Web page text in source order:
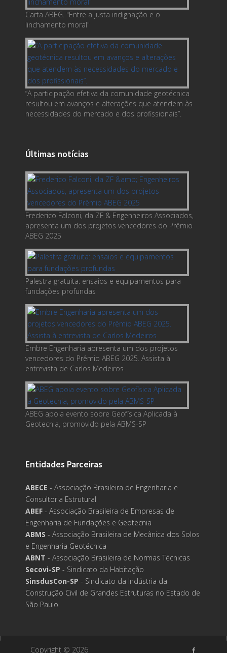
Carta ABEG. "Entre a justa indignação e o
linchamento moral"
“A participação efetiva da comunidade geotécnica
resultou em avanços e alterações que atendem às
necessidades do mercado e dos profissionais”.
Últimas notícias
Frederico Falconi, da ZF & Engenheiros Associados,
apresenta um dos projetos vencedores do Prêmio
ABEG 2025
Palestra gratuita: ensaios e equipamentos para
fundações profundas
Embre Engenharia apresenta um dos projetos
vencedores do Prêmio ABEG 2025. Assista à
entrevista de Carlos Medeiros
ABEG apoia evento sobre Geofísica Aplicada à
Geotecnia, promovido pela ABMS-SP
Entidades Parceiras
ABECE - Associação Brasileira de Engenharia e
Consultoria Estrutural
ABEF - Associação Brasileira de Empresas de
Engenharia de Fundações e Geotecnia
ABMS - Associação Brasileira de Mecânica dos Solos
e Engenharia Geotécnica
ABNT - Associação Brasileira de Normas Técnicas
Secovi-SP - Sindicato da Habitação
SinsdusCon-SP - Sindicato da Indústria da
Construção Civil de Grandes Estruturas no Estado de
São Paulo
Copyright © 2026